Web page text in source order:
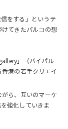
をする」というテ
てきたパルコの想
」（バイパル
港の若手クリエイ
ら、互いのマーケ
強化していきま